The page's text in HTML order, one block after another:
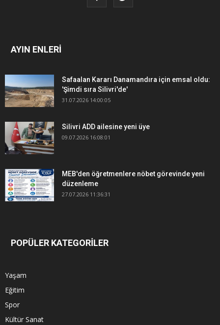
AYIN ENLERİ
Safaalan Kararı Danamandıra için emsal oldu:
'Şimdi sıra Silivri'de'
31.07.2026 14:00:05
Silivri ADD ailesine yeni üye
09.07.2026 16:08:01
MEB'den öğretmenlere nöbet görevinde yeni
düzenleme
27.07.2026 11:36:31
POPÜLER KATEGORİLER
Yaşam
Eğitim
Spor
Kültür Sanat